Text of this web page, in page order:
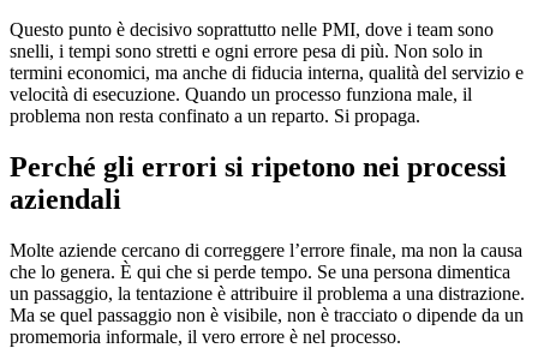
Questo punto è decisivo soprattutto nelle PMI, dove i team sono
snelli, i tempi sono stretti e ogni errore pesa di più. Non solo in
termini economici, ma anche di fiducia interna, qualità del servizio e
velocità di esecuzione. Quando un processo funziona male, il
problema non resta confinato a un reparto. Si propaga.
Perché gli errori si ripetono nei processi
aziendali
Molte aziende cercano di correggere l’errore finale, ma non la causa
che lo genera. È qui che si perde tempo. Se una persona dimentica
un passaggio, la tentazione è attribuire il problema a una distrazione.
Ma se quel passaggio non è visibile, non è tracciato o dipende da un
promemoria informale, il vero errore è nel processo.